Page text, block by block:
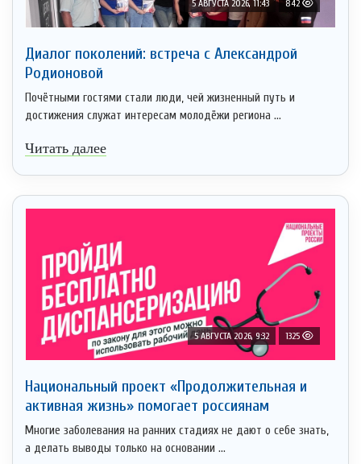
5 АВГУСТА 2026, 11:43 842
Диалог поколений: встреча с Александрой
Родионовой
Почётными гостями стали люди, чей жизненный путь и
достижения служат интересам молодёжи региона ...
Читать далее
5 АВГУСТА 2026, 9:32 1325
Национальный проект «Продолжительная и
активная жизнь» помогает россиянам
Многие заболевания на ранних стадиях не дают о себе знать,
а делать выводы только на основании ...